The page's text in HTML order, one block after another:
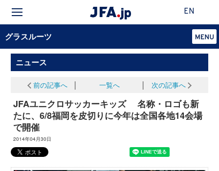
EN
グラスルーツ
ニュース
前の記事へ 一覧へ 次の記事へ
JFAユニクロサッカーキッズ 名称・ロゴも新
たに、6/8福岡を皮切りに今年は全国各地14会場
で開催
2014年04月30日